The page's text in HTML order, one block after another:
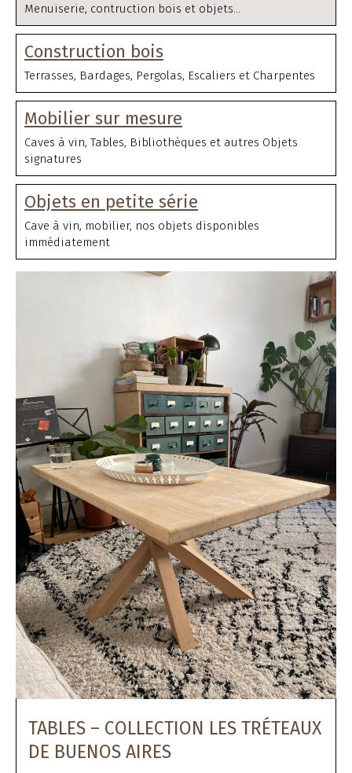
Menuiserie, contruction bois et objets...
Construction bois
Terrasses, Bardages, Pergolas, Escaliers et Charpentes
Mobilier sur mesure
Caves à vin, Tables, Bibliothèques et autres Objets
signatures
Objets en petite série
Cave à vin, mobilier, nos objets disponibles
immédiatement
TABLES – COLLECTION LES TRÉTEAUX
DE BUENOS AIRES